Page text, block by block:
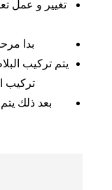
تغيير و عمل
بدا
يتم تركيب
تركيب
بعد ذلك